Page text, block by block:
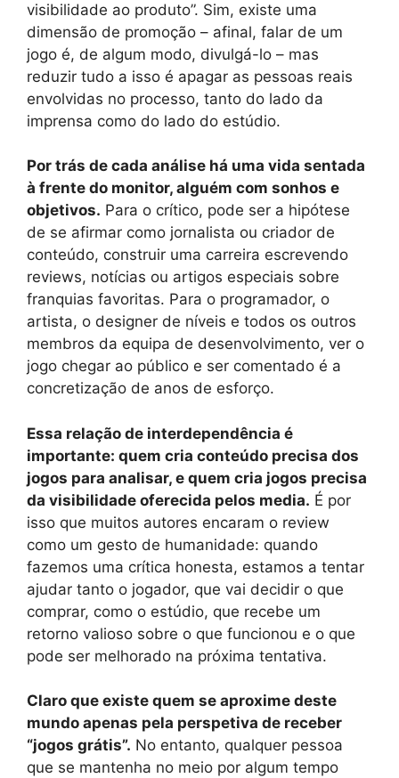
visibilidade ao produto”. Sim, existe uma
dimensão de promoção – afinal, falar de um
jogo é, de algum modo, divulgá-lo – mas
reduzir tudo a isso é apagar as pessoas reais
envolvidas no processo, tanto do lado da
imprensa como do lado do estúdio.
Por trás de cada análise há uma vida sentada
à frente do monitor, alguém com sonhos e
objetivos. Para o crítico, pode ser a hipótese
de se afirmar como jornalista ou criador de
conteúdo, construir uma carreira escrevendo
reviews, notícias ou artigos especiais sobre
franquias favoritas. Para o programador, o
artista, o designer de níveis e todos os outros
membros da equipa de desenvolvimento, ver o
jogo chegar ao público e ser comentado é a
concretização de anos de esforço.
Essa relação de interdependência é
importante: quem cria conteúdo precisa dos
jogos para analisar, e quem cria jogos precisa
da visibilidade oferecida pelos media. É por
isso que muitos autores encaram o review
como um gesto de humanidade: quando
fazemos uma crítica honesta, estamos a tentar
ajudar tanto o jogador, que vai decidir o que
comprar, como o estúdio, que recebe um
retorno valioso sobre o que funcionou e o que
pode ser melhorado na próxima tentativa.
Claro que existe quem se aproxime deste
mundo apenas pela perspetiva de receber
“jogos grátis”. No entanto, qualquer pessoa
que se mantenha no meio por algum tempo